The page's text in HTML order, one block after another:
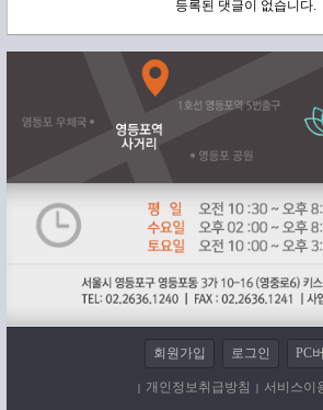
등록된 댓글이 없습니다.
회원가입 로그인 PC
| 개인정보취급방침 | 서비스이